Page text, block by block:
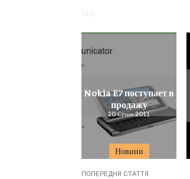
Новини
Nokia E7 поступает в
продажу
20 Січня 2011
ПОПЕРЕДНЯ СТАТТЯ